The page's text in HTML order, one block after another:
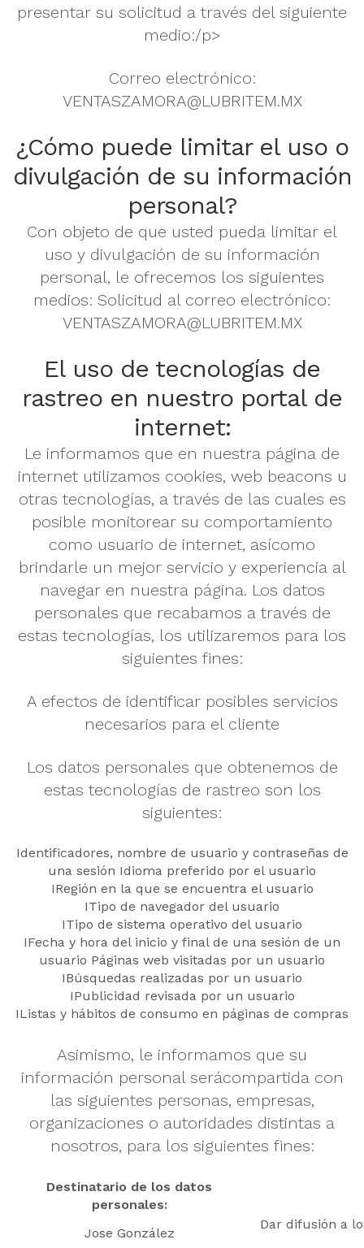
presentar su solicitud a través del siguiente
medio:/p>
Correo electrónico:
VENTASZAMORA@LUBRITEM.MX
¿Cómo puede limitar el uso o
divulgación de su información
personal?
Con objeto de que usted pueda limitar el
uso y divulgación de su información
personal, le ofrecemos los siguientes
medios: Solicitud al correo electrónico:
VENTASZAMORA@LUBRITEM.MX
El uso de tecnologías de
rastreo en nuestro portal de
internet:
Le informamos que en nuestra página de
internet utilizamos cookies, web beacons u
otras tecnologías, a través de las cuales es
posible monitorear su comportamiento
como usuario de internet, asícomo
brindarle un mejor servicio y experiencia al
navegar en nuestra página. Los datos
personales que recabamos a través de
estas tecnologías, los utilizaremos para los
siguientes fines:
A efectos de identificar posibles servicios
necesarios para el cliente
Los datos personales que obtenemos de
estas tecnologías de rastreo son los
siguientes:
Identificadores, nombre de usuario y contraseñas de
una sesión Idioma preferido por el usuario
IRegión en la que se encuentra el usuario
ITipo de navegador del usuario
ITipo de sistema operativo del usuario
IFecha y hora del inicio y final de una sesión de un
usuario Páginas web visitadas por un usuario
IBúsquedas realizadas por un usuario
IPublicidad revisada por un usuario
IListas y hábitos de consumo en páginas de compras
Asimismo, le informamos que su
información personal serácompartida con
las siguientes personas, empresas,
organizaciones o autoridades distintas a
nosotros, para los siguientes fines:
Destinatario de los datos
personales:
Jose González
Dar difusión a